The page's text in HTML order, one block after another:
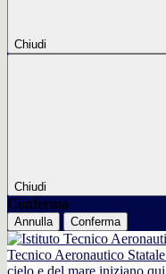
Chiudi
Chiudi
Conferma
Annulla Conferma
Tecnico Aeronautico Statale